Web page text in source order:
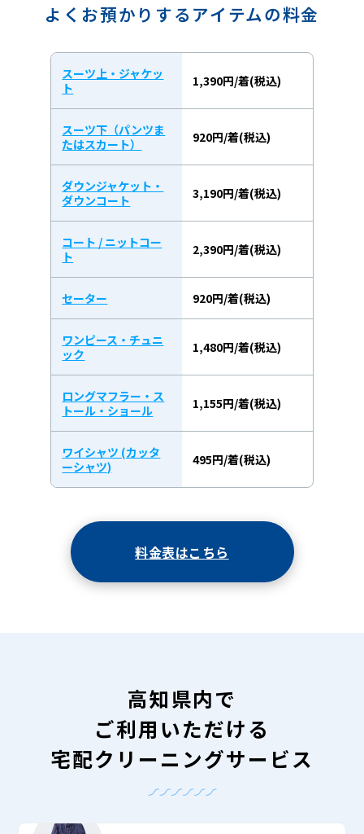
よくお預かりするアイテムの料金
スーツ上・ジャケッ
ト
1,390円/着(税込)
スーツ下（パンツま
たはスカート）
920円/着(税込)
ダウンジャケット・
ダウンコート
3,190円/着(税込)
コート / ニットコー
ト
2,390円/着(税込)
セーター 920円/着(税込)
ワンピース・チュニ
ック
1,480円/着(税込)
ロングマフラー・ス
トール・ショール
1,155円/着(税込)
ワイシャツ (カッタ
ーシャツ)
495円/着(税込)
料金表はこちら
高知県内で
ご利用いただける
宅配クリーニングサービス